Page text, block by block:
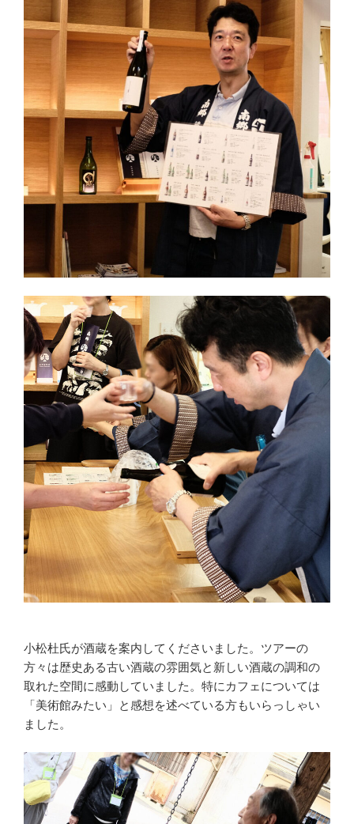
小松杜氏が酒蔵を案内してくださいました。ツアーの
方々は歴史ある古い酒蔵の雰囲気と新しい酒蔵の調和の
取れた空間に感動していました。特にカフェについては
「美術館みたい」と感想を述べている方もいらっしゃい
ました。